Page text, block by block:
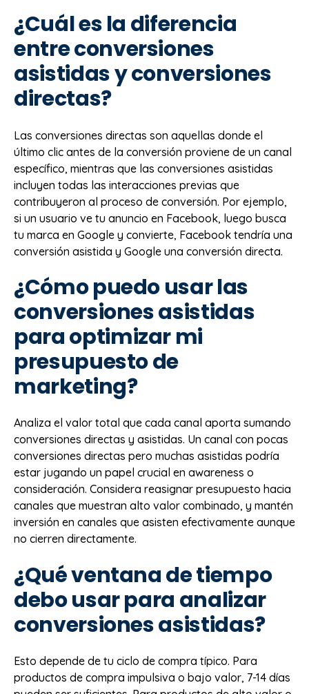
¿Cuál es la diferencia
entre conversiones
asistidas y conversiones
directas?
Las conversiones directas son aquellas donde el
último clic antes de la conversión proviene de un canal
específico, mientras que las conversiones asistidas
incluyen todas las interacciones previas que
contribuyeron al proceso de conversión. Por ejemplo,
si un usuario ve tu anuncio en Facebook, luego busca
tu marca en Google y convierte, Facebook tendría una
conversión asistida y Google una conversión directa.
¿Cómo puedo usar las
conversiones asistidas
para optimizar mi
presupuesto de
marketing?
Analiza el valor total que cada canal aporta sumando
conversiones directas y asistidas. Un canal con pocas
conversiones directas pero muchas asistidas podría
estar jugando un papel crucial en awareness o
consideración. Considera reasignar presupuesto hacia
canales que muestran alto valor combinado, y mantén
inversión en canales que asisten efectivamente aunque
no cierren directamente.
¿Qué ventana de tiempo
debo usar para analizar
conversiones asistidas?
Esto depende de tu ciclo de compra típico. Para
productos de compra impulsiva o bajo valor, 7-14 días